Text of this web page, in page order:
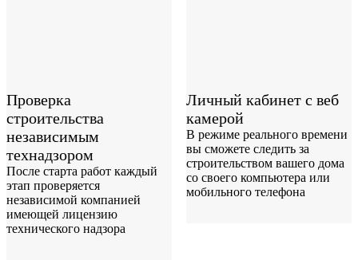
Проверка
строительства
независимым
технадзором
После старта работ каждый
этап проверяется
независимой компанией
имеющей лицензию
технического надзора
Личный кабинет с веб
камерой
В режиме реального времени
вы сможете следить за
строительством вашего дома
со своего компьютера или
мобильного телефона